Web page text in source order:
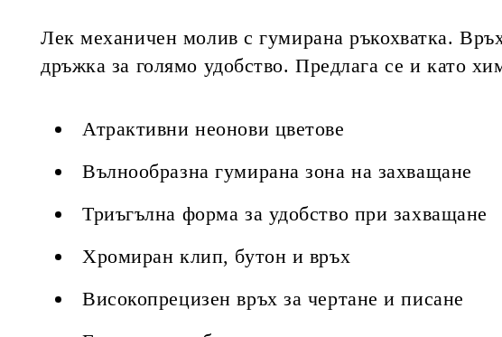
Лек механичен молив с гумирана ръкохватка.
дръжка за голямо удобство. Предлага се и като
Атрактивни неонови цветове
Вълнообразна гумирана зона на захващане
Триъгълна форма за удобство при захващане
Хромиран клип, бутон и връх
Високопрецизен връх за чертане и писане